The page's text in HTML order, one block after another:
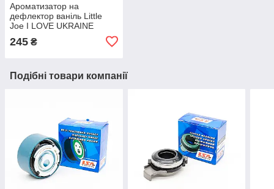
Ароматизатор на
дефлектор ваніль Little
Joe I LOVE UKRAINE
245 ₴
Подібні товари компанії